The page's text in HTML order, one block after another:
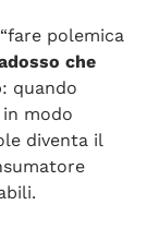
polemica
che
: quando
modo
diventa il